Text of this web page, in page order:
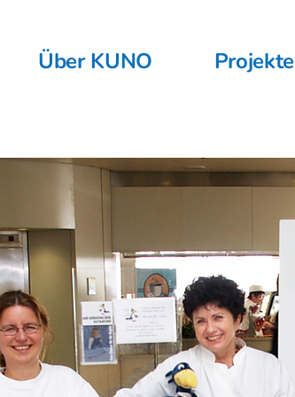
Über KUNO Projekte